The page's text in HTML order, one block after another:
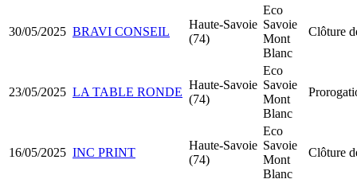
30/05/2025 BRAVI CONSEIL
Haute-Savoie
(74)
Eco
Savoie
Mont
Blanc
Clôture
23/05/2025 LA TABLE RONDE
Haute-Savoie
(74)
Eco
Savoie
Mont
Blanc
16/05/2025 INC PRINT
Haute-Savoie
(74)
Eco
Savoie
Mont
Blanc
Clôture